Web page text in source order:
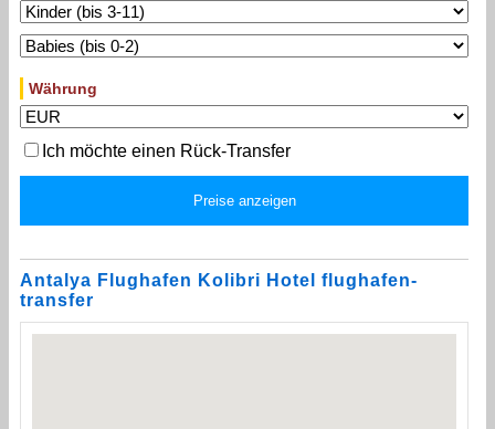
Währung
Ich möchte einen Rück-Transfer
Antalya Flughafen Kolibri Hotel flughafen-
transfer